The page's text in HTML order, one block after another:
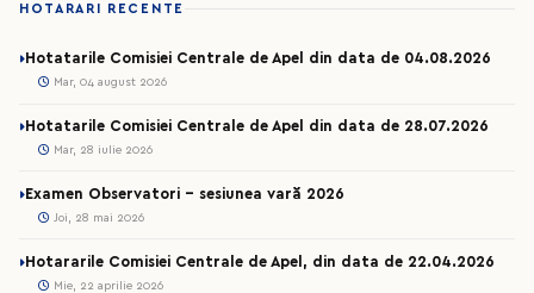
HOTARARI RECENTE
Hotatarile Comisiei Centrale de Apel din data de 04.08.2026
Mar, 04 august 2026
Hotatarile Comisiei Centrale de Apel din data de 28.07.2026
Mar, 28 iulie 2026
Examen Observatori - sesiunea vară 2026
Joi, 28 mai 2026
Hotararile Comisiei Centrale de Apel, din data de 22.04.2026
Mie, 22 aprilie 2026